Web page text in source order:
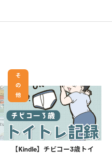
そ
の
他
【Kindle】チビコー3歳トイ